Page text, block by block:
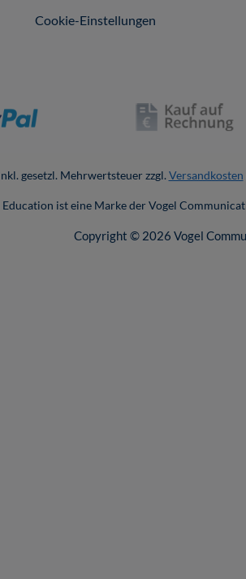
Cookie-Einstellungen
gesetzl. Mehrwertsteuer zzgl. Versandkosten
ist eine Marke der Vogel
Copyright © 2026 Vogel